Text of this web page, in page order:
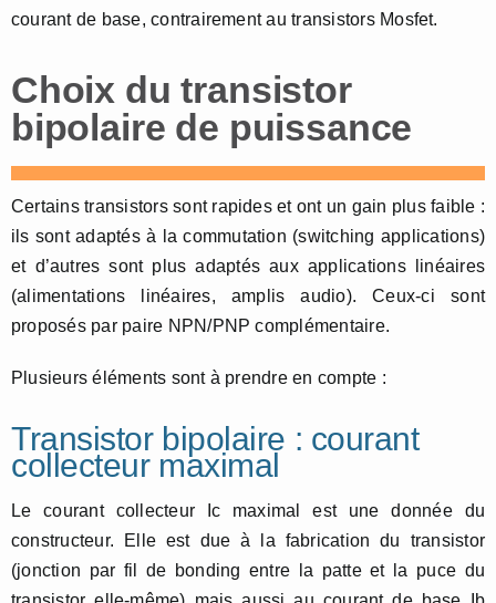
courant de base, contrairement au transistors Mosfet.
Choix du transistor
bipolaire de puissance
Certains transistors sont rapides et ont un gain plus faible :
ils sont adaptés à la commutation (switching applications)
et d’autres sont plus adaptés aux applications linéaires
(alimentations linéaires, amplis audio). Ceux-ci sont
proposés par paire NPN/PNP complémentaire.
Plusieurs éléments sont à prendre en compte :
Transistor bipolaire : courant
collecteur maximal
Le courant collecteur Ic maximal est une donnée du
constructeur. Elle est due à la fabrication du transistor
(jonction par fil de bonding entre la patte et la puce du